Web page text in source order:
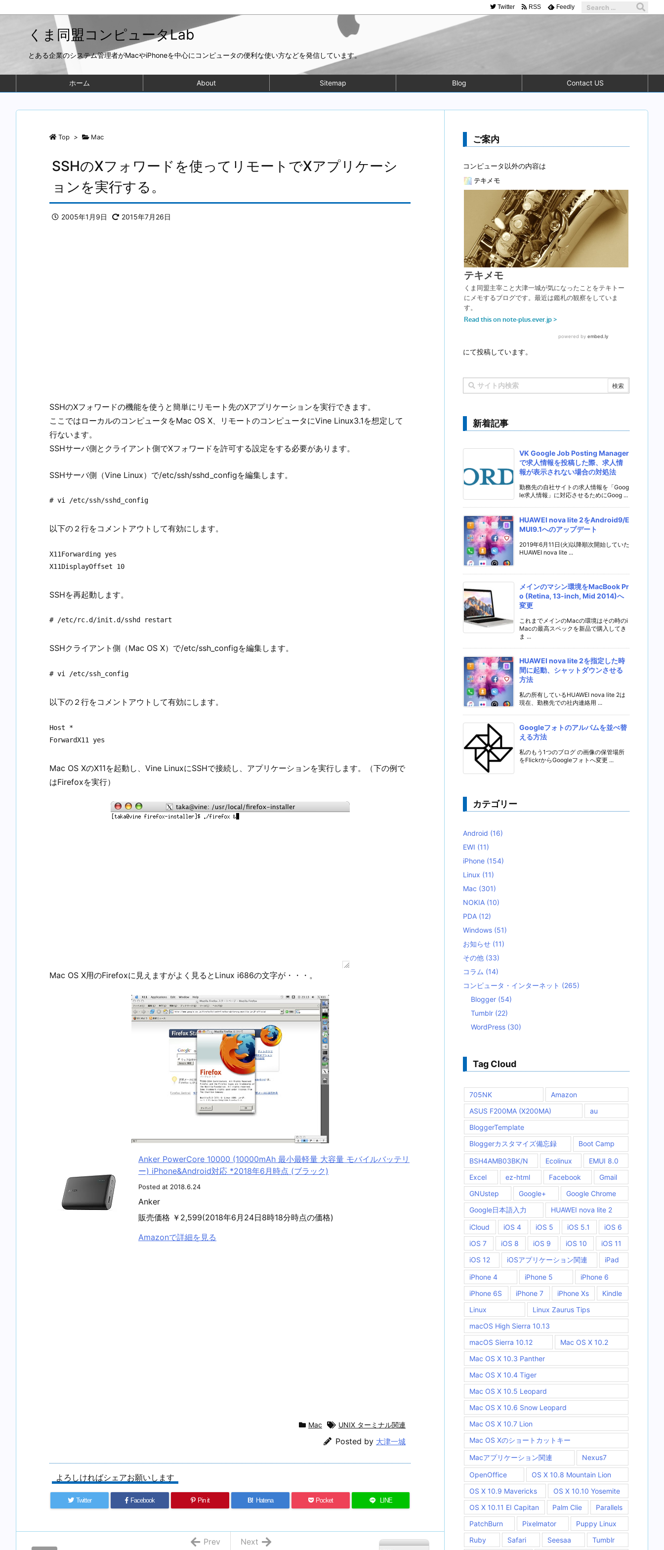
くま同盟コンピュータLab
とある企業のシステム管理者がMacやiPhoneを中心にコンピュータの便利な使い方などを発信しています。
ホーム About Sitemap Blog Contact US
Twitter RSS Feedly
Top > Mac
SSHのXフォワードを使ってリモートでXアプリケーシ
ョンを実行する。
2005年1月9日 2015年7月26日
SSHのXフォワードの機能を使うと簡単にリモート先のXアプリケーションを実行できます。
ここではローカルのコンピュータをMac OS X、リモートのコンピュータにVine Linux3.1を想定して
行ないます。
SSHサーバ側とクライアント側でXフォワードを許可する設定をする必要があります。
SSHサーバ側（Vine Linux）で/etc/ssh/sshd_configを編集します。
# vi /etc/ssh/sshd_config
以下の２行をコメントアウトして有効にします。
X11Forwarding yes
X11DisplayOffset 10
SSHを再起動します。
# /etc/rc.d/init.d/sshd restart
SSHクライアント側（Mac OS X）で/etc/ssh_configを編集します。
# vi /etc/ssh_config
以下の２行をコメントアウトして有効にします。
Host *
ForwardX11 yes
Mac OS XのX11を起動し、Vine LinuxにSSHで接続し、アプリケーションを実行します。（下の例で
はFirefoxを実行）
Mac OS X用のFirefoxに見えますがよく見るとLinux i686の文字が・・・。
Anker PowerCore 10000 (10000mAh 最小最軽量 大容量 モバイルバッテリ
ー) iPhone&Android対応 *2018年6月時点 (ブラック)
Posted at 2018.6.24
Anker
販売価格 ￥2,599(2018年6月24日8時18分時点の価格)
Amazonで詳細を見る
Mac UNIX ターミナル関連
Posted by 大津一城
よろしければシェアお願いします
Twitter Facebook Pin it B! Hatena Pocket LINE
Next
Prev
ご案内
コンピュータ以外の内容は
にて投稿しています。
新着記事
VK Google Job Posting Manager
で求人情報を投稿した際、求人情
報が表示されない場合の対処法
勤務先の自社サイトの求人情報を「Goog
le求人情報」に対応させるためにGoog ...
HUAWEI nova lite 2をAndroid9/E
MUI9.1へのアップデート
2019年6月11日(火)以降順次開始していた
HUAWEI nova lite ...
メインのマシン環境をMacBook Pr
o (Retina, 13-inch, Mid 2014)へ
変更
これまでメインのMacの環境はその時のi
Macの最高スペックを新品で購入してき
ま ...
HUAWEI nova lite 2を指定した時
間に起動、シャットダウンさせる
方法
私の所有しているHUAWEI nova lite 2は
現在、勤務先での社内連絡用 ...
Googleフォトのアルバムを並べ替
える方法
私のもう1つのブログ の画像の保管場所
をFlickrからGoogleフォトへ変更 ...
カテゴリー
Android (16)
EWI (11)
iPhone (154)
Linux (11)
Mac (301)
NOKIA (10)
PDA (12)
Windows (51)
お知らせ (11)
その他 (33)
コラム (14)
コンピュータ・インターネット (265)
Blogger (54)
Tumblr (22)
WordPress (30)
Tag Cloud
705NK
Amazon
ASUS F200MA (X200MA)
au
BloggerTemplate
Bloggerカスタマイズ備忘録
Boot Camp
BSH4AMB03BK/N Ecolinux
EMUI 8.0
Excel
ez-html Facebook
Gmail
GNUstep
Google+
Google Chrome
Google日本語入力
HUAWEI nova lite 2
iCloud iOS 4 iOS 5 iOS 5.1
iOS 6
iOS 7
iOS 8 iOS 9 iOS 10
iOS 11
iOS 12
iOSアプリケーション関連 iPad
iPhone 4 iPhone 5
iPhone 6
iPhone 6S
iPhone 7 iPhone Xs
Kindle
Linux
Linux Zaurus Tips
macOS High Sierra 10.13
macOS Sierra 10.12
Mac OS X 10.2
Mac OS X 10.3 Panther
Mac OS X 10.4 Tiger
Mac OS X 10.5 Leopard
Mac OS X 10.6 Snow Leopard
Mac OS X 10.7 Lion
Mac OS Xのショートカットキー
Macアプリケーション関連 Nexus7
OpenOffice
OS X 10.8 Mountain Lion
OS X 10.9 Mavericks
OS X 10.10 Yosemite
OS X 10.11 EI Capitan
Palm Clie
Parallels
PatchBurn
Pixelmator
Puppy Linux
Ruby
Safari Seesaa
Tumblr